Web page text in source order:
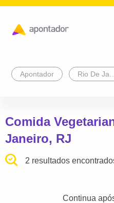
Apontador
Comida
Janeiro, RJ
2 resultados
Continua